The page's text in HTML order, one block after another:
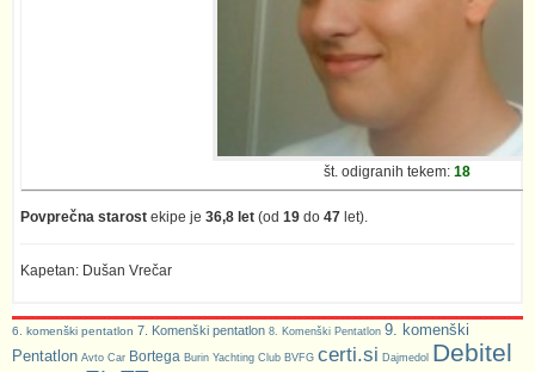
št. odigranih tekem: 18
Povprečna starost ekipe je 36,8 let (od 19 do 47 let).
Kapetan: Dušan Vrečar
6. komenški pentatlon 7. Komenški pentatlon 8. Komenški Pentatlon 9. komenški
Pentatlon Avto Car Bortega Burin Yachting Club BVFG certi.si Dajmedol Debitel